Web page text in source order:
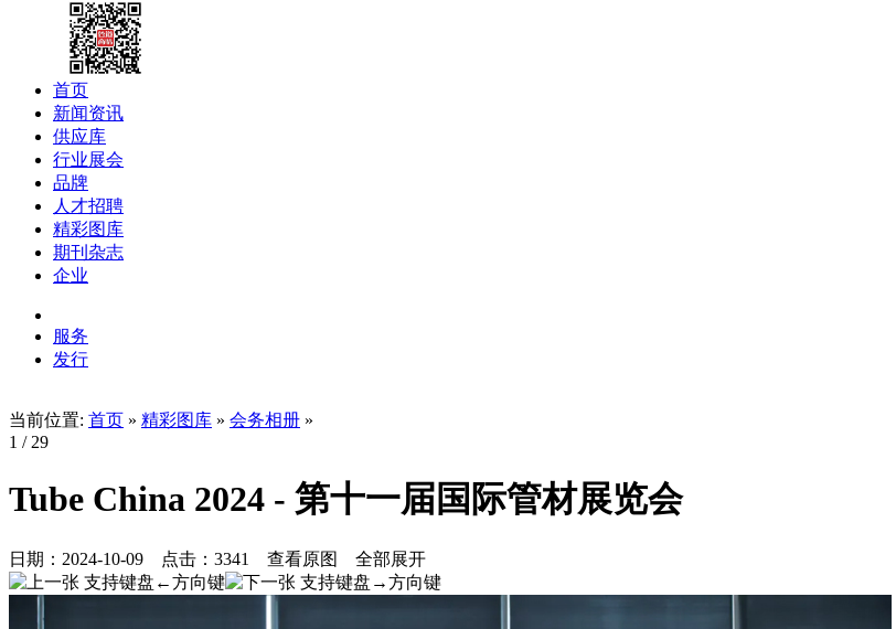
首页
新闻资讯
供应库
行业展会
品牌
人才招聘
精彩图库
期刊杂志
企业
服务
发行
当前位置: 首页 » 精彩图库 » 会务相册 »
1 / 29
Tube China 2024 - 第十一届国际管材展览会
日期： 2024-10-09 点击： 3341 查看原图 全部展开